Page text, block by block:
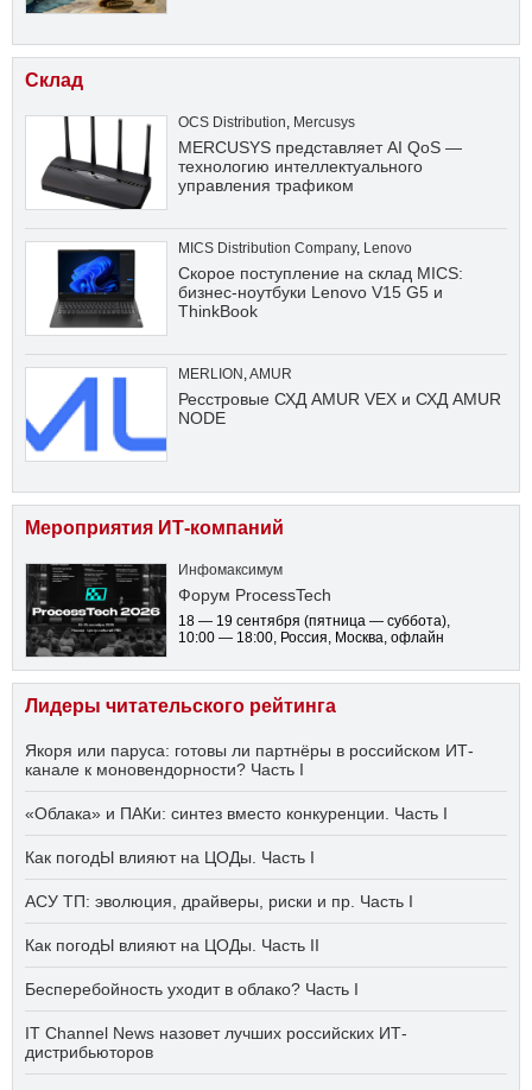
Склад
OCS Distribution Mercusys
MERCUSYS представляет AI QoS —
технологию интеллектуального
управления трафиком
MICS Distribution Company, Lenovo
Скорое поступление на склад MICS:
бизнес-ноутбуки Lenovo V15 G5 и
ThinkBook
MERLION AMUR
Ресстровые СХД AMUR VEX и СХД AMUR
NODE
Мероприятия ИТ-компаний
Инфомаксимум
Форум ProcessTech
18 — 19 сентября (пятница — суббота)
10:00 — 18:00 , Россия, Москва, офлайн
Лидеры читательского рейтинга
Якоря или паруса: готовы ли партнёры в российском ИТ-
канале к моновендорности? Часть I
«Облака» и ПАКи: синтез вместо конкуренции. Часть I
Как погодЫ влияют на ЦОДы. Часть I
АСУ ТП: эволюция, драйверы, риски и пр. Часть I
Как погодЫ влияют на ЦОДы. Часть II
Бесперебойность уходит в облако? Часть I
IT Channel News назовет лучших российских ИТ-
дистрибьюторов